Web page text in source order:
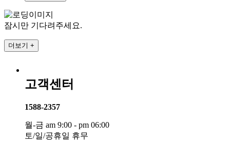
잠시만 기다려주세요.
더보기 +
고객센터
1588-2357
월-금 am 9:00 - pm 06:00
토/일/공휴일 휴무